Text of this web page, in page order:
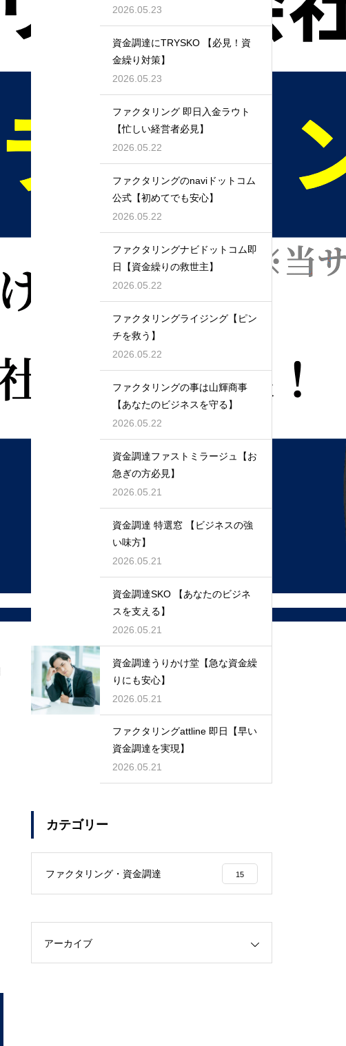
2026.05.23
資金調達にTRYSKO 【必見！資
金繰り対策】
2026.05.23
ファクタリング 即日入金ラウト
【忙しい経営者必見】
2026.05.22
ファクタリングのnaviドットコム
公式【初めてでも安心】
2026.05.22
ファクタリングナビドットコム即
日【資金繰りの救世主】
2026.05.22
ファクタリングライジング【ピン
チを救う】
2026.05.22
ファクタリングの事は山輝商事
【あなたのビジネスを守る】
2026.05.22
資金調達ファストミラージュ【お
急ぎの方必見】
2026.05.21
資金調達 特選窓 【ビジネスの強
い味方】
2026.05.21
資金調達SKO 【あなたのビジネ
スを支える】
2026.05.21
資金調達うりかけ堂【急な資金繰
りにも安心】
2026.05.21
ファクタリングattline 即日【早い
資金調達を実現】
2026.05.21
カテゴリー
ファクタリング・資金調達 15
アーカイブ